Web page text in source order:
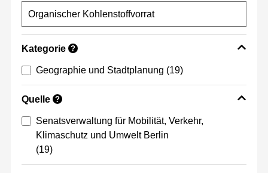
Kategorie ?
Geographie und Stadtplanung (19)
Quelle ?
Senatsverwaltung für Mobilität, Verkehr,
Klimaschutz und Umwelt Berlin
(19)